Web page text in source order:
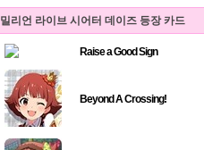
밀리언 라이브 시어터 데이즈 등장 카드
Raise a Good Sign
Beyond A Crossing!